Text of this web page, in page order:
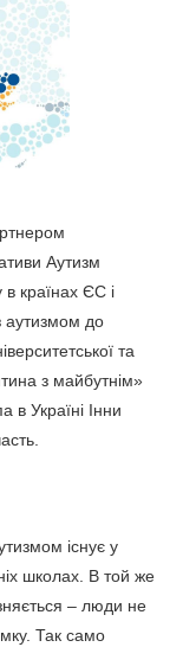
Аутизм
країнах ЄС і
аутизмом до
та
з майбутнім»
в Україні Інни
існує у
школах. В той же
– люди не
Так само